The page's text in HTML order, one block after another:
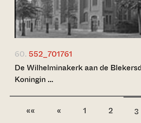
60. 552_701761
De Wilhelminakerk aan de
Koningin …
«« « 1 2 3